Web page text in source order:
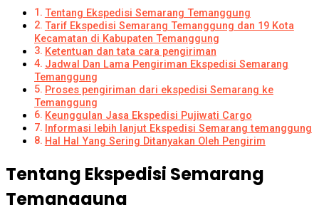
Tentang Ekspedisi Semarang Temanggung
Tarif Ekspedisi Semarang Temanggung dan 19 Kota
Kecamatan di Kabupaten Temanggung
Ketentuan dan tata cara pengiriman
Jadwal Dan Lama Pengiriman Ekspedisi Semarang
Temanggung
Proses pengiriman dari ekspedisi Semarang ke
Temanggung
Keunggulan Jasa Ekspedisi Pujiwati Cargo
Informasi lebih lanjut Ekspedisi Semarang temanggung
Hal Hal Yang Sering Ditanyakan Oleh Pengirim
Tentang Ekspedisi Semarang
Temanggung